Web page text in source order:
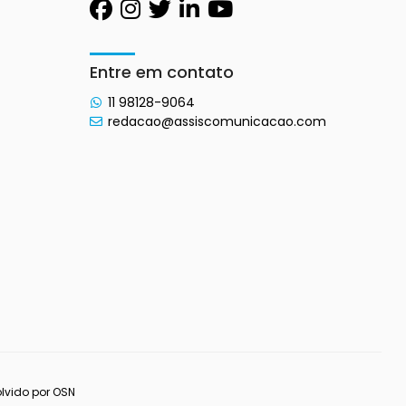
Entre em contato
11 98128-9064
redacao@assiscomunicacao.com
porOSN